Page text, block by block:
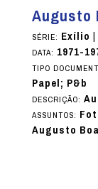
Augusto
SÉRIE: Exílio |
DATA: 1971-
TIPO
Papel; P&b
DESCRIÇÃO:
ASSUNTOS:
Augusto